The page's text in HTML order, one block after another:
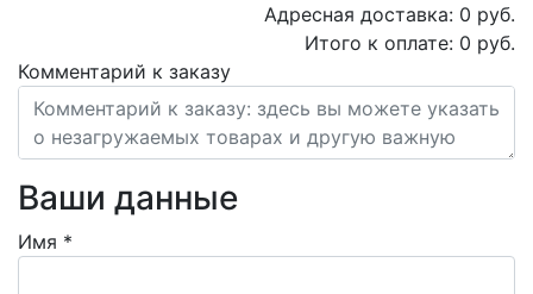
Адресная доставка: 0 руб.
Итого к оплате: 0 руб.
Комментарий к заказу
Ваши данные
Имя *